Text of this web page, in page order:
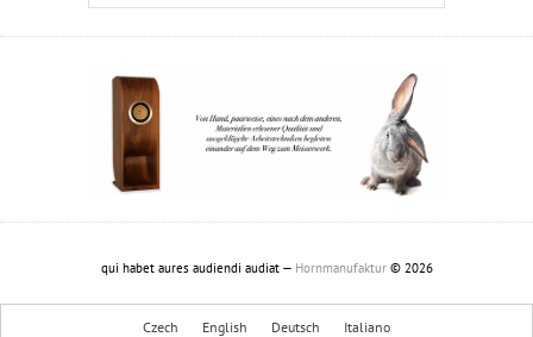
qui habet aures audiendi audiat — Hornmanufaktur© 2026
Czech English Deutsch Italiano